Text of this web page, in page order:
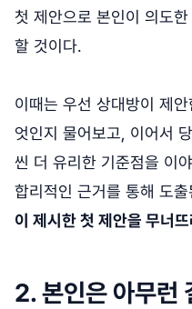
첫 제안으로 본인이 의도
할 것이다.
이때는 우선 상대방이 제
엇인지 물어보고, 이어서
씬 더 유리한 기준점을 이
합리적인 근거를 통해 도
이 제시한 첫 제안을 무너
2. 본인은 아무런